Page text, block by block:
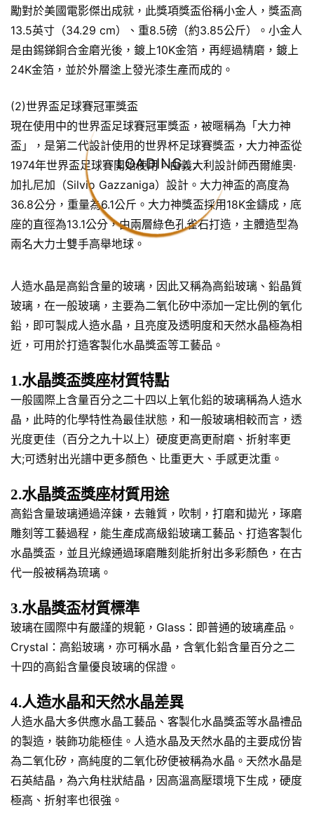
LOADING...
勵對於美國電影傑出成就，此獎項獎盃俗稱小金人，獎盃高
13.5英寸（34.29 cm）、重8.5磅（約3.85公斤）。小金人
是由錫銻銅合金磨光後，鍍上10K金箔，再經過精磨，鍍上
24K金箔，並於外層塗上發光漆生產而成的。
(2)世界盃足球賽冠軍獎盃
現在使用中的世界盃足球賽冠軍獎盃，被暱稱為「大力神
盃」，是第二代設計使用的世界杯足球賽獎盃，大力神盃從
1974年世界盃足球賽開始使用。由義大利設計師西爾維奧·
加扎尼加（Silvio Gazzaniga）設計。大力神盃的高度為
36.8公分，重量為6.1公斤。大力神獎盃採用18K金鑄成，底
座的直徑為13.1公分，由兩層綠色孔雀石打造，主體造型為
兩名大力士雙手高舉地球。
人造水晶是高鉛含量的玻璃，因此又稱為高鉛玻璃、鉛晶質
玻璃，在一般玻璃，主要為二氧化矽中添加一定比例的氧化
鉛，即可製成人造水晶，且亮度及透明度和天然水晶極為相
近，可用於打造客製化水晶獎盃等工藝品。
1.水晶獎盃獎座材質特點
一般國際上含量百分之二十四以上氧化鉛的玻璃稱為人造水
晶，此時的化學特性為最佳狀態，和一般玻璃相較而言，透
光度更佳（百分之九十以上）硬度更高更耐磨、折射率更
大;可透射出光譜中更多顏色、比重更大、手感更沈重。
2.水晶獎盃獎座材質用途
高鉛含量玻璃通過淬鍊，去雜質，吹制，打磨和拋光，琢磨
雕刻等工藝過程，能生產成高級鉛玻璃工藝品、打造客製化
水晶獎盃，並且光線通過琢磨雕刻能折射出多彩顏色，在古
代一般被稱為琉璃。
3.水晶獎盃材質標準
玻璃在國際中有嚴謹的規範，Glass：即普通的玻璃產品。
Crystal：高鉛玻璃，亦可稱水晶，含氧化鉛含量百分之二
十四的高鉛含量優良玻璃的保證。
4.人造水晶和天然水晶差異
人造水晶大多供應水晶工藝品、客製化水晶獎盃等水晶禮品
的製造，裝飾功能極佳。人造水晶及天然水晶的主要成份皆
為二氧化矽，高純度的二氧化矽便被稱為水晶。天然水晶是
石英結晶，為六角柱狀結晶，因高溫高壓環境下生成，硬度
極高、折射率也很強。